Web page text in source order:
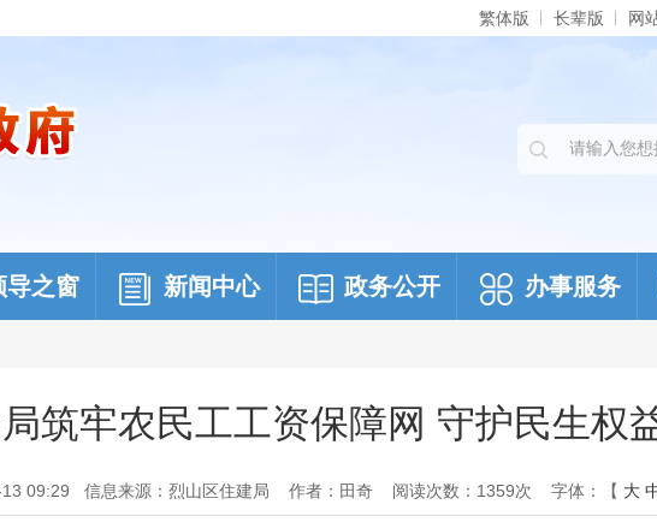
繁体版 长辈版 网
导之窗 新闻中心 政务公开 办事服务
筑牢农民工工资保障网 守护民生权
09:29 信息来源：烈山区住建局 作者：田奇 阅读次数： 1359次 字体：【 大